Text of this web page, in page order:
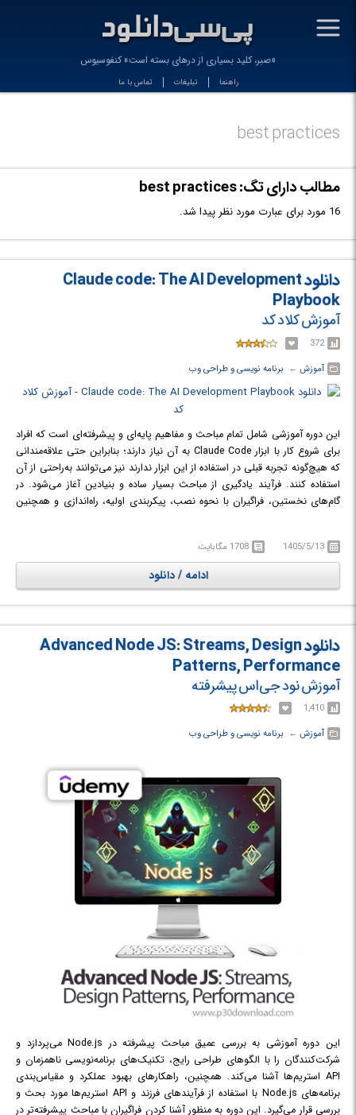
-
«صبر، کلید بسیاری از درهای بسته است» کنفوسیوس
راهنما تبلیغات تماس با ما
best practices
مطالب دارای تگ: best practices
16 مورد برای عبارت مورد نظر پیدا شد.
دانلود Claude code: The AI Development
Playbook
آموزش کلاد کد
372
آموزش ← ‏ برنامه نویسی و طراحی وب
این دوره آموزشی شامل تمام مباحث و مفاهیم پایه‌ای و پیشرفته‌ای است که افراد
برای شروع کار با ابزار Claude Code به آن نیاز دارند؛ بنابراین حتی علاقه‌مندانی
که هیچ‌گونه تجربه قبلی در استفاده از این ابزار ندارند نیز می‌توانند به‌راحتی از آن
استفاده کنند. فرآیند یادگیری از مباحث بسیار ساده و بنیادین آغاز می‌شود. در
گام‌های نخستین، فراگیران با نحوه نصب، پیکربندی اولیه، راه‌اندازی و همچنین
فوق‌العاده پیشرفته‌تر و پرکاربردتری آشنا می‌شوند. از جمله این موارد می‌توان به
دستورات کلیدی، مهارت‌ها، قلاب‌ها (Hooks)، سرورهای MCP، روش‌های
تست‌نویسی، گردش کارهای مرتبط با Git و GitHub، عاملیت‌های فرعی
(Subagents)، صف‌های کاری و فرآیندهای کاملاً خودکار اشاره کرد. تمامی این
شده‌اند تا دانش‌پذیران بتوانند آموزه‌های خود را بلافاصله در پروژه‌های واقعی
پیاده‌سازی کرده و سرعت و کیفیت توسعه نرم‌افزار را به شکل چشم‌گیری ارتقا
دهند.
Code و برنامه‌نویسی به کمک هوش مصنوعی آشنا خواهید شد.
1405/5/13 1708 مگابایت
ادامه / دانلود
دانلود Advanced Node JS: Streams, Design
Patterns, Performance
آموزش نود جی‌اس پیشرفته
1,410
آموزش ← ‏ برنامه نویسی و طراحی وب
این دوره آموزشی به بررسی عمیق مباحث پیشرفته در Node.js می‌پردازد و
شرکت‌کنندگان را با الگوهای طراحی رایج، تکنیک‌های برنامه‌نویسی ناهمزمان و
API استریم‌ها آشنا می‌کند. همچنین، راهکارهای بهبود عملکرد و مقیاس‌بندی
برنامه‌های Node.js با استفاده از فرآیندهای فرزند و API استریم‌ها مورد بحث و
بررسی قرار می‌گیرد. این دوره به منظور آشنا کردن فراگیران با مباحث پیشرفته‌تر در